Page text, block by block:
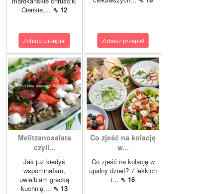
Cienkie,... ⇖ 12
Zobacz przepis! Zobacz przepis!
Melitzanosalata
czyli...
Jak już kiedyś
wspominałam,
uwielbiam grecką
kuchnię.... ⇖ 13
Co zjeść na kolację
w...
Co zjeść na kolację w
upalny dzień? 7 lekkich
i... ⇖ 16